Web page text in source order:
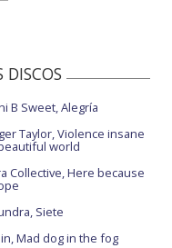
DISCOS
B Sweet, Alegría
Taylor, Violence insane
world
Collective, Here because
Siete
Mad dog in the fog